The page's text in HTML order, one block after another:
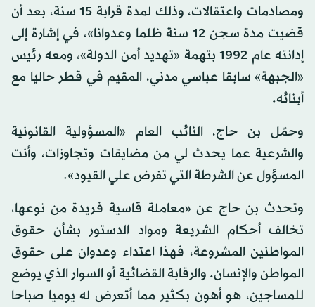
ومصادمات واعتقالات، وذلك لمدة قرابة 15 سنة، بعد أن
قضيت مدة سجن 12 سنة ظلما وعدوانا»، في إشارة إلى
إدانته عام 1992 بتهمة «تهديد أمن الدولة»، ومعه رئيس
«الجبهة» سابقا عباسي مدني، المقيم في قطر حاليا مع
أبنائه.
وحمّل بن حاج، النائب العام «المسؤولية القانونية
والشرعية عما يحدث لي من مضايقات وتجاوزات، وأنت
المسؤول عن الشرطة التي تفرض علي القيود».
وتحدث بن حاج عن «معاملة قاسية فريدة من نوعها،
تخالف أحكام الشريعة ومواد الدستور بشأن حقوق
المواطنين المشروعة، فهذا اعتداء وعدوان على حقوق
المواطن والإنسان. والرقابة القضائية أو السوار الذي يوضع
للمساجين، هو أهون بكثير مما أتعرض له يوميا صباحا